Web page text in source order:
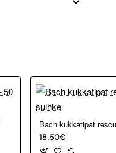
Bach kukkatipat
18.50€